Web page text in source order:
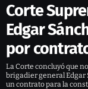
Corte
Edgar
por
La Corte concluyó que
brigadier general Edgar
un contrato para la